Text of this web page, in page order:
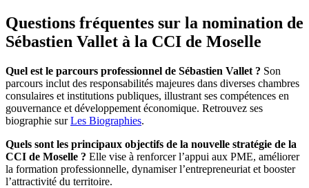
Questions fréquentes sur la nomination de
Sébastien Vallet à la CCI de Moselle
Quel est le parcours professionnel de Sébastien Vallet ? Son
parcours inclut des responsabilités majeures dans diverses chambres
consulaires et institutions publiques, illustrant ses compétences en
gouvernance et développement économique. Retrouvez ses
biographie surLes Biographies.
Quels sont les principaux objectifs de la nouvelle stratégie de la
CCI de Moselle ? Elle vise à renforcer l’appui aux PME, améliorer
la formation professionnelle, dynamiser l’entrepreneuriat et booster
l’attractivité du territoire.